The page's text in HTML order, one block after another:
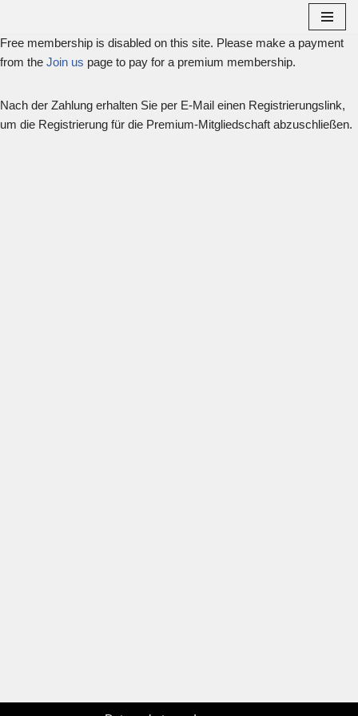
Zum
Inhalt
Free membership is disabled on this site. Please make a payment
from the Join us page to pay for a premium membership.
Nach der Zahlung erhalten Sie per E-Mail einen Registrierungslink,
um die Registrierung für die Premium-Mitgliedschaft abzuschließen.